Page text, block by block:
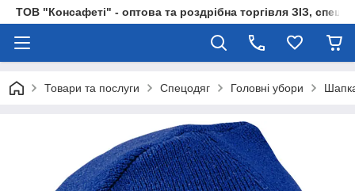
ТОВ "Консафеті" - оптова та роздрібна торгівля ЗІЗ,
Товари та послуги Спецодяг Головні убори